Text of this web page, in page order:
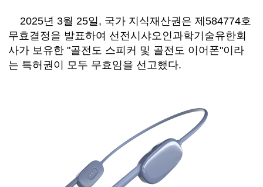
2025년 3월 25일, 국가 지식재산권은 제584774호
무효결정을 발표하여 선전시샤오인과학기술유한회
사가 보유한 "골전도 스피커 및 골전도 이어폰"이라
는 특허권이 모두 무효임을 선고했다.